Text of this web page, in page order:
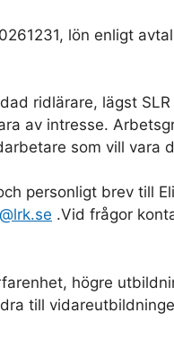
lön enligt
ridlärare, lägst
av intresse.
som vill vara
personligt brev till
.Vid frågor
högre
till